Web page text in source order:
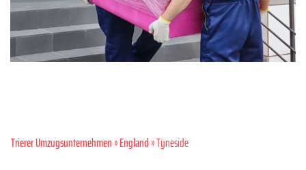
Trierer Umzugsunternehmen»England» Tyneside